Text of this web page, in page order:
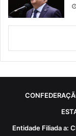
Entidade Filiada a: